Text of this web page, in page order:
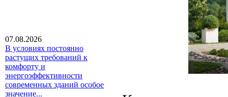
07.08.2026
В условиях постоянно
растущих требований к
комфорту и
энергоэффективности
современных зданий особое
значение...